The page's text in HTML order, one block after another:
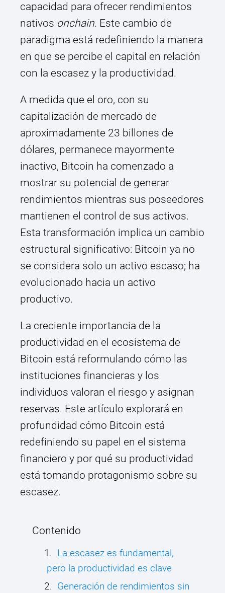
capacidad para ofrecer rendimientos
nativos onchain. Este cambio de
paradigma está redefiniendo la manera
en que se percibe el capital en relación
con la escasez y la productividad.
A medida que el oro, con su
capitalización de mercado de
aproximadamente 23 billones de
dólares, permanece mayormente
inactivo, Bitcoin ha comenzado a
mostrar su potencial de generar
rendimientos mientras sus poseedores
mantienen el control de sus activos.
Esta transformación implica un cambio
estructural significativo: Bitcoin ya no
se considera solo un activo escaso; ha
evolucionado hacia un activo
productivo.
La creciente importancia de la
productividad en el ecosistema de
Bitcoin está reformulando cómo las
instituciones financieras y los
individuos valoran el riesgo y asignan
reservas. Este artículo explorará en
profundidad cómo Bitcoin está
redefiniendo su papel en el sistema
financiero y por qué su productividad
está tomando protagonismo sobre su
escasez.
Contenido
La escasez es fundamental,
pero la productividad es clave
Generación de rendimientos sin